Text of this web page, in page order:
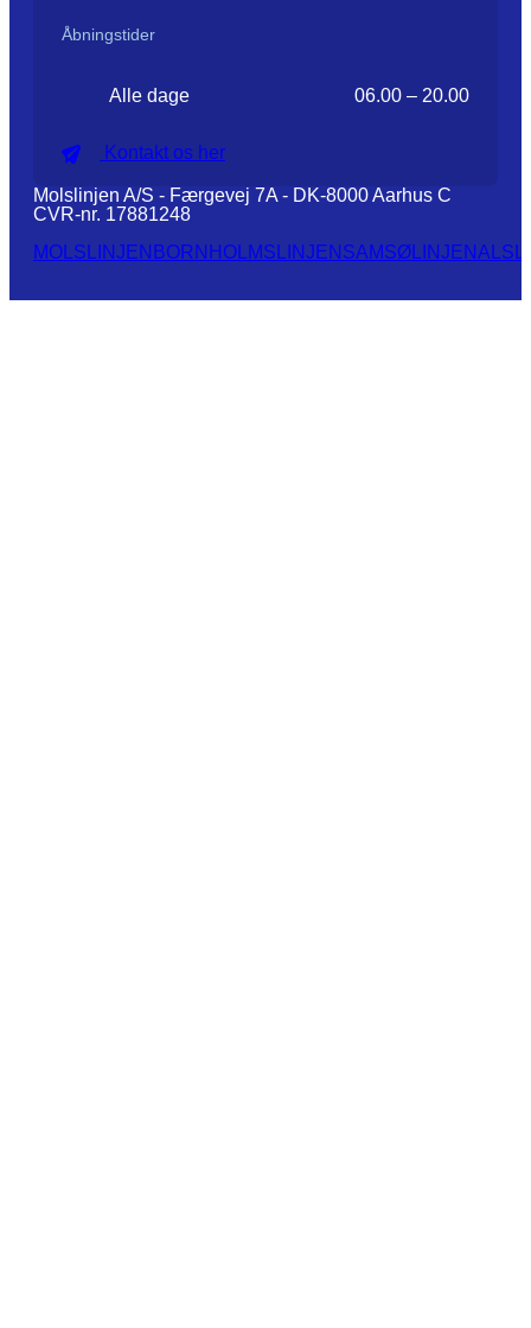
Åbningstider
Alle dage 06.00 – 20.00
Kontakt os her
Molslinjen A/S - Færgevej 7A - DK-8000 Aarhus C
CVR-nr. 17881248
MOLSLINJEN BORNHOLMSLINJEN SAMSØLINJEN